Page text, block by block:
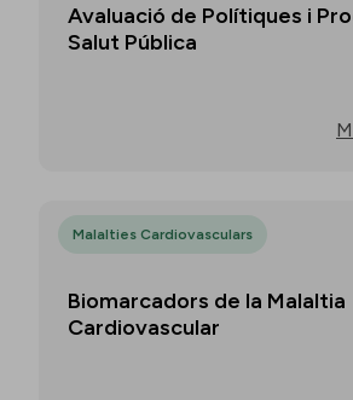
Avaluació de Polítiques i
Salut Pública
Malalties Cardiovasculars
Biomarcadors de la Malaltia
Cardiovascular